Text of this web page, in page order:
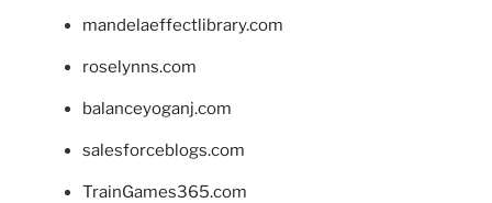
mandelaeffectlibrary.com
roselynns.com
balanceyoganj.com
salesforceblogs.com
TrainGames365.com